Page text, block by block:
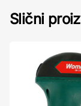
Slični